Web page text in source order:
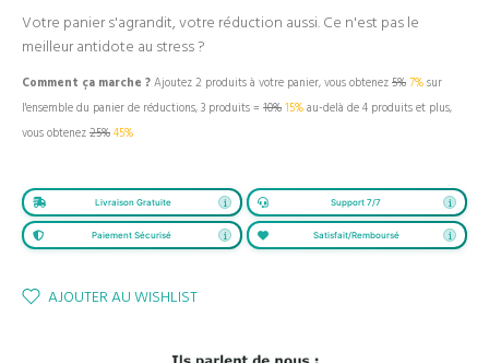
Votre panier s'agrandit, votre réduction aussi. Ce n'est pas le
meilleur antidote au stress ?
Comment ça marche ?Ajoutez 2 produits à votre panier, vous obtenez5%7%sur
l'ensemble du panier de réductions, 3 produits = 10%15%au-delà de 4 produits et plus,
vous obtenez25%45%
Livraison Gratuite Support 7/7
Paiement Sécurisé Satisfait/Remboursé
AJOUTER AU WISHLIST